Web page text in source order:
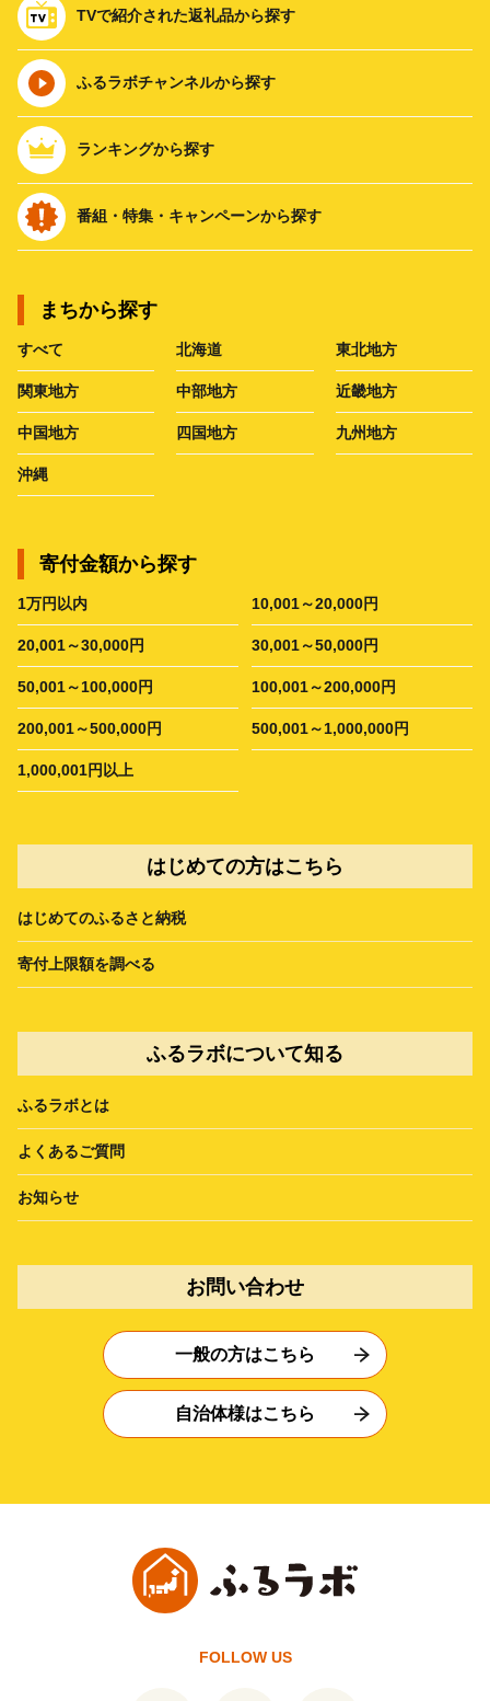
TVで紹介された返礼品から探す
ふるラボチャンネルから探す
ランキングから探す
番組・特集・キャンペーンから探す
まちから探す
すべて 北海道 東北地方
関東地方 中部地方 近畿地方
中国地方 四国地方 九州地方
沖縄
寄付金額から探す
1万円以内 10,001～20,000円
20,001～30,000円 30,001～50,000円
50,001～100,000円 100,001～200,000円
200,001～500,000円 500,001～1,000,000円
1,000,001円以上
はじめての方はこちら
はじめてのふるさと納税
寄付上限額を調べる
ふるラボについて知る
ふるラボとは
よくあるご質問
お知らせ
お問い合わせ
一般の方はこちら
自治体様はこちら
FOLLOW US